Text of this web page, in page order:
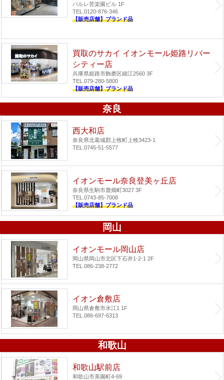
パルレ苦楽園ビル 1F
TEL.0120-876-346
【販売店舗】ブランド品
買取のサカイ イオンモール姫路リバー
シティー店
兵庫県姫路市飾磨区細江2560 3F
TEL.079-280-5800
【販売店舗】ブランド品
奈良
西大和店
奈良県北葛城郡上牧町上牧3423-1
TEL.0745-51-5577
イオンモール奈良登美ヶ丘店
奈良県生駒市鹿畑町3027 3F
TEL.0743-85-7008
【販売店舗】ブランド品
岡山
イオンモール岡山店
岡山県岡山市北区下石井1-2-1 2F
TEL.086-238-2772
イオン倉敷店
岡山県倉敷市水江1 1F
TEL.086-697-6313
和歌山
和歌山駅前店
和歌山市美園町4-69